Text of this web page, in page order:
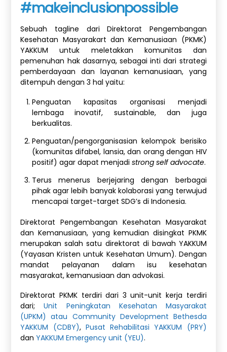
#makeinclusionpossible
Sebuah tagline dari Direktorat Pengembangan
Kesehatan Masyarakart dan Kemanusiaan (PKMK)
YAKKUM untuk meletakkan komunitas dan
pemenuhan hak dasarnya, sebagai inti dari strategi
pemberdayaan dan layanan kemanusiaan, yang
ditempuh dengan 3 hal yaitu:
Penguatan kapasitas organisasi menjadi
lembaga inovatif, sustainable, dan juga
berkualitas.
Penguatan/pengorganisasian kelompok berisiko
(komunitas difabel, lansia, dan orang dengan HIV
positif) agar dapat menjadi strong self advocate.
Terus menerus berjejaring dengan berbagai
pihak agar lebih banyak kolaborasi yang terwujud
mencapai target-target SDG’s di Indonesia.
Direktorat Pengembangan Kesehatan Masyarakat
dan Kemanusiaan, yang kemudian disingkat PKMK
merupakan salah satu direktorat di bawah YAKKUM
(Yayasan Kristen untuk Kesehatan Umum). Dengan
mandat pelayanan dalam isu kesehatan
masyarakat, kemanusiaan dan advokasi.
Direktorat PKMK terdiri dari 3 unit-unit kerja terdiri
dari;Unit Peningkatan Kesehatan Masyarakat
(UPKM) atau Community Development Bethesda
YAKKUM (CDBY), Pusat Rehabilitasi YAKKUM (PRY)
danYAKKUM Emergency unit (YEU).